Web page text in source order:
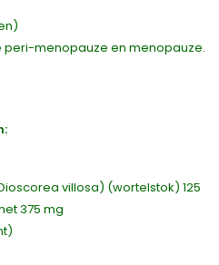
peri-menopauze en menopauze.
villosa) (wortelstok) 125
375 mg